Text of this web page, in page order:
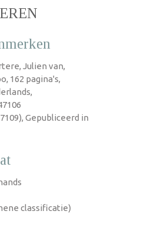
Julien van,
162 pagina's,
Gepubliceerd in
classificatie)